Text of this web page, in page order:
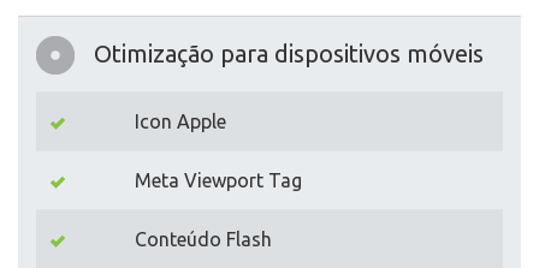
Otimização para dispositivos móveis
Icon Apple
Meta Viewport Tag
Conteúdo Flash